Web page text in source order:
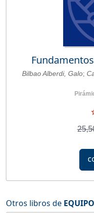
Bilbao Alberdi, Galo;
Otros libros de EQUIPO